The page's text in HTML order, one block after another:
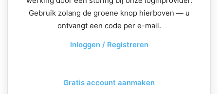
Gebruik zolang de groene knop hierboven — u
ontvangt een code per e-mail.
Inloggen / Registreren
Gratis account aanmaken